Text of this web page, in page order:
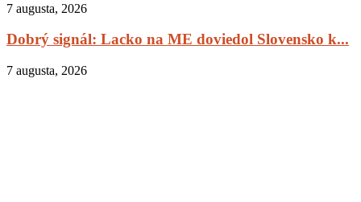
7 augusta, 2026
Dobrý signál: Lacko na ME doviedol Slovensko k...
7 augusta, 2026